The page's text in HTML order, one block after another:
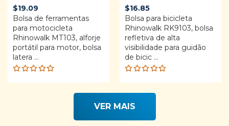
$19.09
Bolsa de ferramentas
para motocicleta
Rhinowalk MT103, alforje
portátil para motor, bolsa
latera ...
Rated
$16.85
Bolsa para bicicleta
Rhinowalk RK9103, bolsa
refletiva de alta
visibilidade para guidão
de bicic ...
Rated
4.80out
VER MAIS